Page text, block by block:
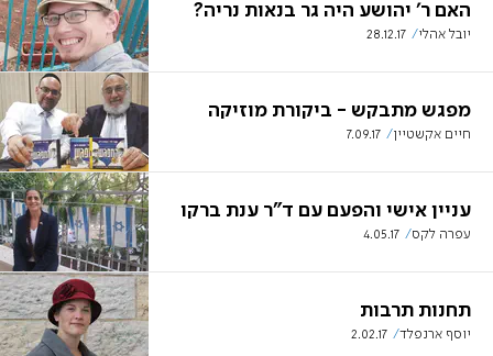
האם ר' יהושע היה גר בנאות נריה?
יובל אהלי 28.12.17
מפגש מתבקש - ביקורת מוזיקה
חיים אקשטיין 7.09.17
עניין אישי והפעם עם ד"ר ענת ברקו
עפרה לקס 4.05.17
תחנות תרבות
יוסף ארנפלד 2.02.17